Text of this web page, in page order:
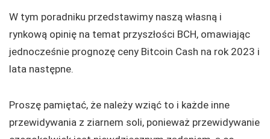
W tym poradniku przedstawimy naszą własną i
rynkową opinię na temat przyszłości BCH, omawiając
jednocześnie prognozę ceny Bitcoin Cash na rok 2023 i
lata następne.
Proszę pamiętać, że należy wziąć to i każde inne
przewidywania z ziarnem soli, ponieważ przewidywanie